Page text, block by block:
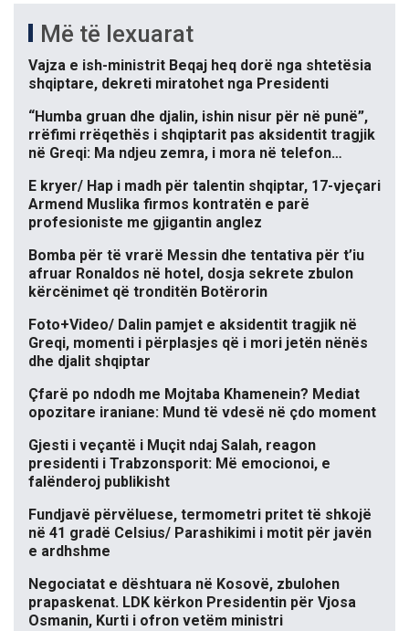
Më të lexuarat
Vajza e ish-ministrit Beqaj heq dorë nga shtetësia
shqiptare, dekreti miratohet nga Presidenti
“Humba gruan dhe djalin, ishin nisur për në punë”,
rrëfimi rrëqethës i shqiptarit pas aksidentit tragjik
në Greqi: Ma ndjeu zemra, i mora në telefon…
E kryer/ Hap i madh për talentin shqiptar, 17-vjeçari
Armend Muslika firmos kontratën e parë
profesioniste me gjigantin anglez
Bomba për të vrarë Messin dhe tentativa për t’iu
afruar Ronaldos në hotel, dosja sekrete zbulon
kërcënimet që tronditën Botërorin
Foto+Video/ Dalin pamjet e aksidentit tragjik në
Greqi, momenti i përplasjes që i mori jetën nënës
dhe djalit shqiptar
Çfarë po ndodh me Mojtaba Khamenein? Mediat
opozitare iraniane: Mund të vdesë në çdo moment
Gjesti i veçantë i Muçit ndaj Salah, reagon
presidenti i Trabzonsporit: Më emocionoi, e
falënderoj publikisht
Fundjavë përvëluese, termometri pritet të shkojë
në 41 gradë Celsius/ Parashikimi i motit për javën
e ardhshme
Negociatat e dështuara në Kosovë, zbulohen
prapaskenat. LDK kërkon Presidentin për Vjosa
Osmanin, Kurti i ofron vetëm ministri